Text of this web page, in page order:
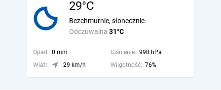
29°C
Odczuwalna 31°C
Bezchmurnie, słonecznie
Opad: 0 mm Ciśnienie: 998 hPa
Wiatr:
29 km/h Wilgotność: 76%